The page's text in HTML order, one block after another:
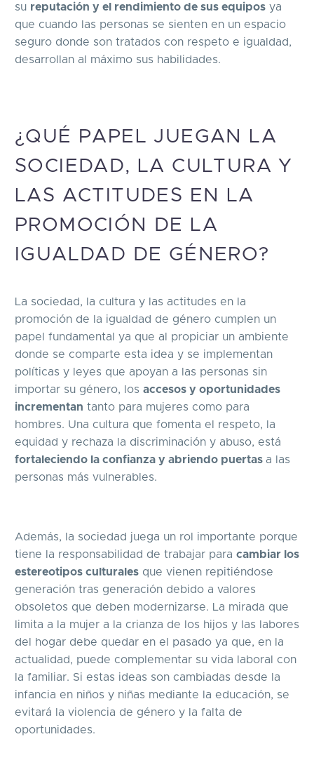
su reputación y el rendimiento de sus equipos ya
que cuando las personas se sienten en un espacio
seguro donde son tratados con respeto e igualdad,
desarrollan al máximo sus habilidades.
¿QUÉ PAPEL JUEGAN LA
SOCIEDAD, LA CULTURA Y
LAS ACTITUDES EN LA
PROMOCIÓN DE LA
IGUALDAD DE GÉNERO?
La sociedad, la cultura y las actitudes en la
promoción de la igualdad de género cumplen un
papel fundamental ya que al propiciar un ambiente
donde se comparte esta idea y se implementan
políticas y leyes que apoyan a las personas sin
importar su género, los accesos y oportunidades
incrementan tanto para mujeres como para
hombres. Una cultura que fomenta el respeto, la
equidad y rechaza la discriminación y abuso, está
fortaleciendo la confianza y abriendo puertas a las
personas más vulnerables.
Además, la sociedad juega un rol importante porque
tiene la responsabilidad de trabajar para cambiar los
estereotipos culturales que vienen repitiéndose
generación tras generación debido a valores
obsoletos que deben modernizarse. La mirada que
limita a la mujer a la crianza de los hijos y las labores
del hogar debe quedar en el pasado ya que, en la
actualidad, puede complementar su vida laboral con
la familiar. Si estas ideas son cambiadas desde la
infancia en niños y niñas mediante la educación, se
evitará la violencia de género y la falta de
oportunidades.